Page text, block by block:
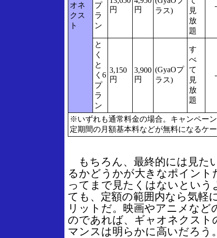
オネ
クス
ト
プ
ラ
ン
円
円
ラス)
見
放
題
-
と
く
と
く6
プ
ラ
ン
3,150
円
3,900
円
(GyaOプ
ラス)
す
べ
て
見
放
題
-
※いずれも通常料金の場合。キャンペー
定期間の月額基本料などが無料になるケ
もちろん、最終的には見た
るかどうかが大きなポイント
ってまで見たくはないとい
ても、定額の範囲内なら気軽
リットだ。映画やアニメなど
のであれば、ギャオネクスト
マンスは明らかに高いだろう